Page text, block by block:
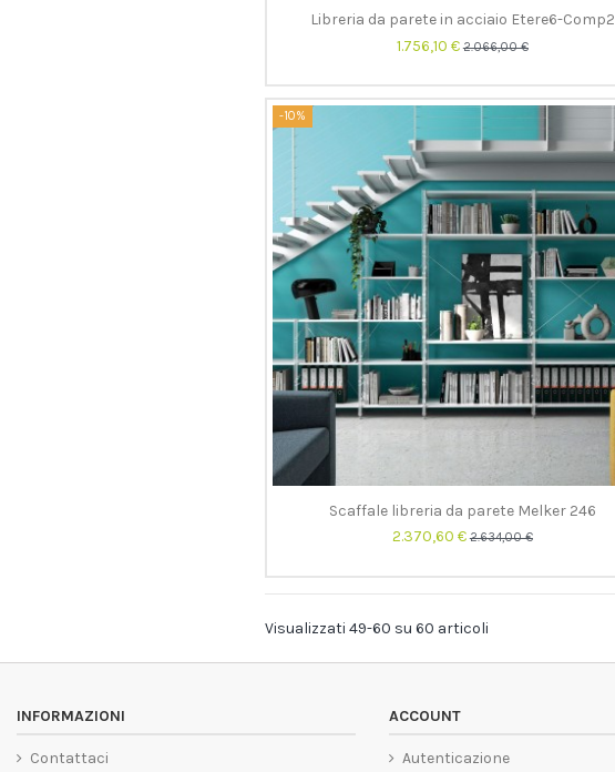
Libreria da parete in acciaio Etere6-Comp2
1.756,10 €2.066,00 €
-10%
Scaffale libreria da parete Melker 246
2.370,60 €2.634,00 €
Visualizzati 49-60 su 60 articoli
INFORMAZIONI
Contattaci
ACCOUNT
Autenticazione